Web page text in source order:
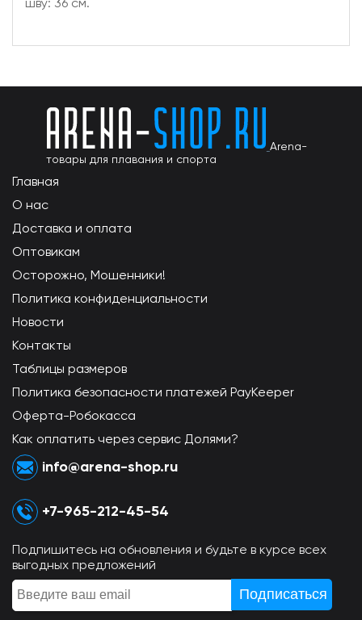
Arena-
товары для плавания и спорта
Главная
О нас
Доставка и оплата
Оптовикам
Осторожно, Мошенники!
Политика конфиденциальности
Новости
Контакты
Таблицы размеров
Политика безопасности платежей PayKeeper
Оферта-Робокасса
Как оплатить через сервис Долями?
info@arena-shop.ru
+7-965-212-45-54
Подпишитесь на обновления и будьте в курсе всех
выгодных предложений